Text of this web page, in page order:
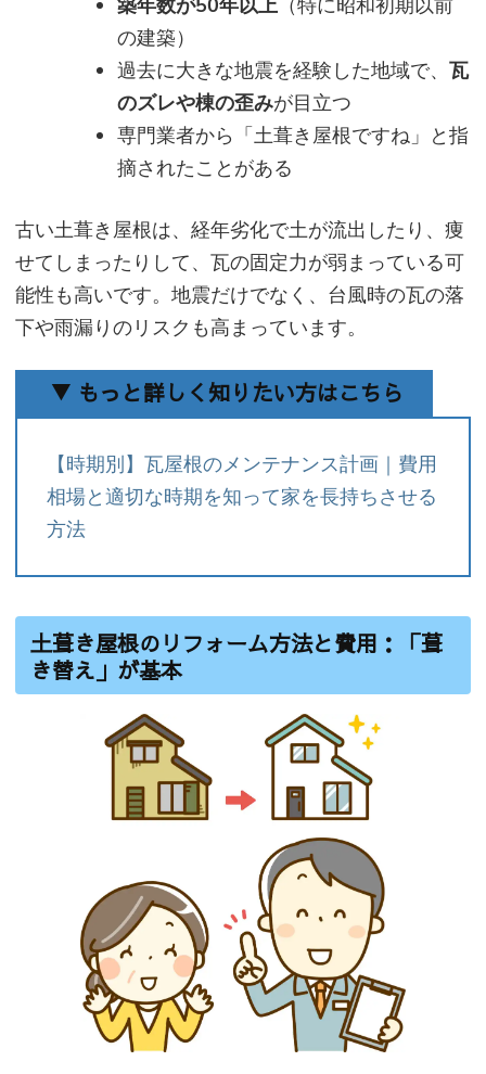
の建築）
過去に大きな地震を経験した地域で、 瓦
のズレや棟の歪みが目立つ
専門業者から「土葺き屋根ですね」と指
摘されたことがある
古い土葺き屋根は、経年劣化で土が流出したり、痩
せてしまったりして、瓦の固定力が弱まっている可
能性も高いです。地震だけでなく、台風時の瓦の落
下や雨漏りのリスクも高まっています。
▼ もっと詳しく知りたい方はこちら
【時期別】瓦屋根のメンテナンス計画｜費用
相場と適切な時期を知って家を長持ちさせる
方法
土葺き屋根のリフォーム方法と費用：「葺
き替え」が基本